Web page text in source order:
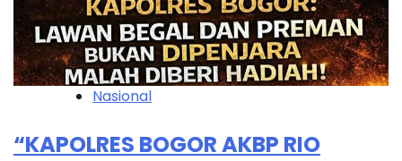
Nasional
“KAPOLRES BOGOR AKBP RIO